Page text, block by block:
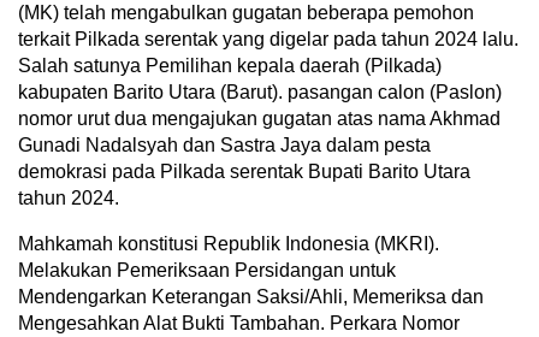
(MK) telah mengabulkan gugatan beberapa pemohon
terkait Pilkada serentak yang digelar pada tahun 2024 lalu.
Salah satunya Pemilihan kepala daerah (Pilkada)
kabupaten Barito Utara (Barut). pasangan calon (Paslon)
nomor urut dua mengajukan gugatan atas nama Akhmad
Gunadi Nadalsyah dan Sastra Jaya dalam pesta
demokrasi pada Pilkada serentak Bupati Barito Utara
tahun 2024.
Mahkamah konstitusi Republik Indonesia (MKRI).
Melakukan Pemeriksaan Persidangan untuk
Mendengarkan Keterangan Saksi/Ahli, Memeriksa dan
Mengesahkan Alat Bukti Tambahan. Perkara Nomor